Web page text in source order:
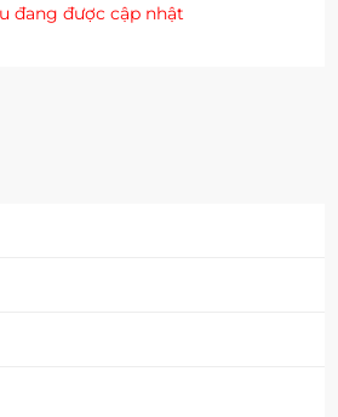
đang được cập nhật